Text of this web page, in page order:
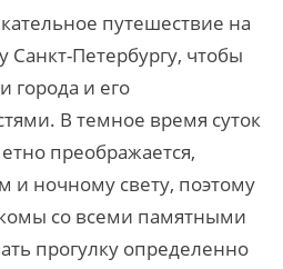
путешествие на
Петербургу, чтобы
города и его
В темное время суток
преображается,
и ночному свету, поэтому
со всеми памятными
прогулку определенно